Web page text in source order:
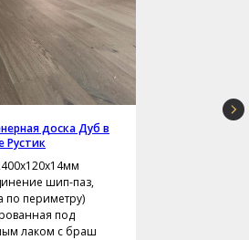
доска Дуб в
Рустик
шип-паз,
по периметру)
под
лаком с браш